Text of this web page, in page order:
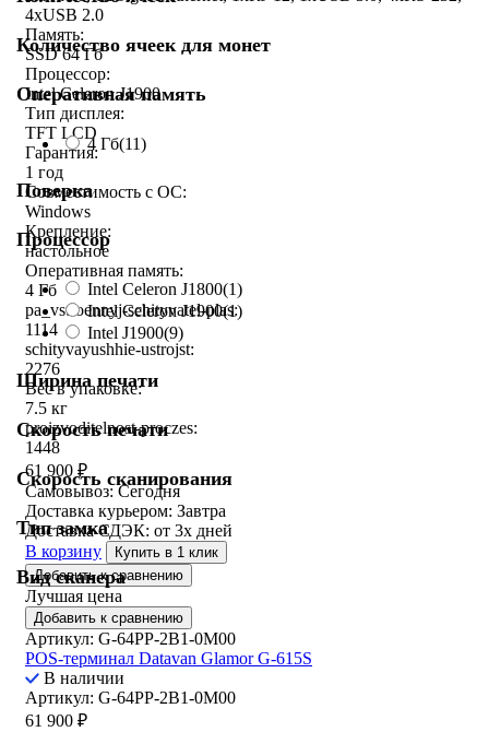
Количество ячеек для монет
Оперативная память
4 Гб(11)
Поверка
Процессор
Intel Celeron J1800(1)
Intel Celeron J1900(1)
Intel J1900(9)
Ширина печати
Скорость печати
Скорость сканирования
Тип замка
Вид сканера
4xUSB 2.0
Память:
SSD 64 Гб
Процессор:
Intel Celeron J1900
Тип дисплея:
TFT LCD
Гарантия:
1 год
Совместимость с ОС:
Windows
Крепление:
настольное
Оперативная память:
4 Гб
pa_vstroennyj-schityvatel-plas:
1114
schityvayushhie-ustrojst:
2276
Вес в упаковке:
7.5 кг
proizvoditelnost-proczes:
1448
61 900 ₽
Самовывоз:Сегодня
Доставка курьером: Завтра
Доставка СДЭК: от 3х дней
В корзину
Купить в 1 клик
Добавить к сравнению
Лучшая цена
Добавить к сравнению
Артикул: G-64PP-2B1-0M00
POS-терминал Datavan Glamor G-615S
В наличии
Артикул: G-64PP-2B1-0M00
61 900 ₽